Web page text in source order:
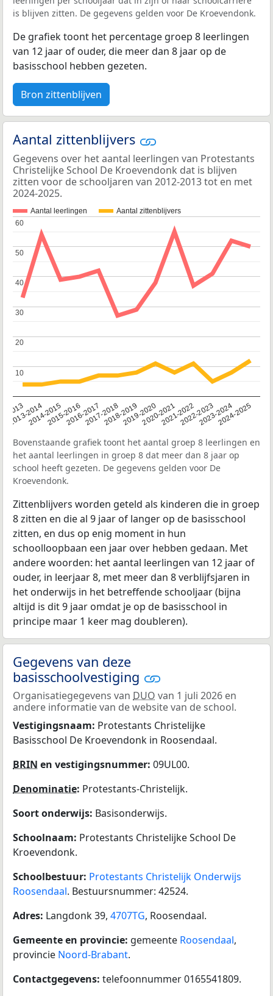
is blijven zitten. De gegevens gelden voor De Kroevendonk.
De grafiek toont het percentage groep 8 leerlingen
van 12 jaar of ouder, die meer dan 8 jaar op de
basisschool hebben gezeten.
Bron zittenblijven
Aantal zittenblijvers
Gegevens over het aantal leerlingen van Protestants
Christelijke School De Kroevendonk dat is blijven
zitten voor de schooljaren van 2012-2013 tot en met
2024-2025.
Aantal leerlingen Aantal zittenblijvers
2013
2013-2014
2014-20152015-20162016-20172017-20182018-20192019-20202020-20212021-20222022-20232023-20242024-2025
10
10
20
20
30
30
40
40
50
50
60
60
Bovenstaande grafiek toont het aantal groep 8 leerlingen en
het aantal leerlingen in groep 8 dat meer dan 8 jaar op
school heeft gezeten. De gegevens gelden voor De
Kroevendonk.
Zittenblijvers worden geteld als kinderen die in groep
8 zitten en die al 9 jaar of langer op de basisschool
zitten, en dus op enig moment in hun
schoolloopbaan een jaar over hebben gedaan. Met
andere woorden: het aantal leerlingen van 12 jaar of
ouder, in leerjaar 8, met meer dan 8 verblijfsjaren in
het onderwijs in het betreffende schooljaar (bijna
altijd is dit 9 jaar omdat je op de basisschool in
principe maar 1 keer mag doubleren).
Gegevens van deze
basisschoolvestiging
Organisatiegegevens van DUO van 1 juli 2026 en
andere informatie van de website van de school.
Vestigingsnaam: Protestants Christelijke
Basisschool De Kroevendonk in Roosendaal.
BRIN en vestigingsnummer: 09UL00.
Denominatie: Protestants-Christelijk.
Soort onderwijs: Basisonderwijs.
Schoolnaam: Protestants Christelijke School De
Kroevendonk.
Schoolbestuur: Protestants Christelijk Onderwijs
Roosendaal. Bestuursnummer: 42524.
Adres: Langdonk 39, 4707TG, Roosendaal.
Gemeente en provincie: gemeente Roosendaal,
provincie Noord-Brabant.
Contactgegevens: telefoonnummer 0165541809.